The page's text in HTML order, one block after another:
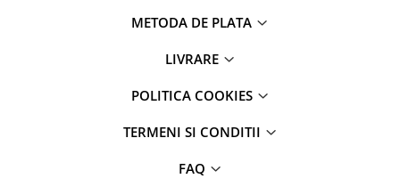
METODA DE PLATA
LIVRARE
POLITICA COOKIES
TERMENI SI CONDITII
FAQ